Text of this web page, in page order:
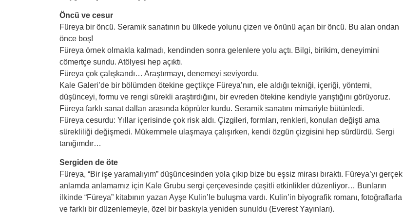
Öncü ve cesur
Füreya bir öncü. Seramik sanatının bu ülkede yolunu çizen ve önünü açan bir öncü. Bu alan ondan
önce boş!
Füreya örnek olmakla kalmadı, kendinden sonra gelenlere yolu açtı. Bilgi, birikim, deneyimini
cömertçe sundu. Atölyesi hep açıktı.
Füreya çok çalışkandı… Araştırmayı, denemeyi seviyordu.
Kale Galeri’de bir bölümden ötekine geçtikçe Füreya’nın, ele aldığı tekniği, içeriği, yöntemi,
düşünceyi, formu ve rengi sürekli araştırdığını, bir evreden ötekine kendiyle yarıştığını görüyoruz.
Füreya farklı sanat dalları arasında köprüler kurdu. Seramik sanatını mimariyle bütünledi.
Füreya cesurdu: Yıllar içerisinde çok risk aldı. Çizgileri, formları, renkleri, konuları değişti ama
sürekliliği değişmedi. Mükemmele ulaşmaya çalışırken, kendi özgün çizgisini hep sürdürdü. Sergi
tanığımdır…
Sergiden de öte
Füreya, “Bir işe yaramalıyım” düşüncesinden yola çıkıp bize bu eşsiz mirası bıraktı. Füreya’yı gerçek
anlamda anlamamız için Kale Grubu sergi çerçevesinde çeşitli etkinlikler düzenliyor… Bunların
ilkinde “Füreya” kitabının yazarı Ayşe Kulin’le buluşma vardı. Kulin’in biyografik romanı, fotoğraflarla
ve farklı bir düzenlemeyle, özel bir baskıyla yeniden sunuldu (Everest Yayınları).